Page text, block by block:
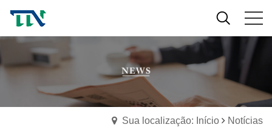
Sua localização: Início Notícias